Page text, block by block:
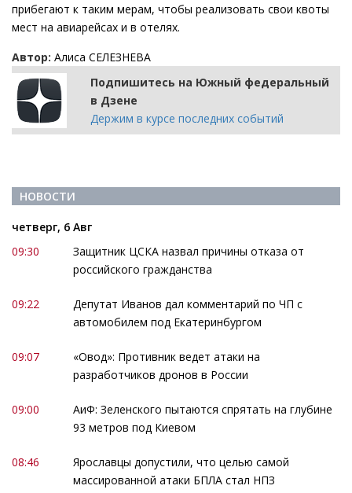
прибегают к таким мерам, чтобы реализовать свои квоты
мест на авиарейсах и в отелях.
Автор: Алиса СЕЛЕЗНЕВА
Подпишитесь на Южный федеральный
в Дзене
Держим в курсе последних событий
НОВОСТИ
четверг, 6 Авг
09:30
Защитник ЦСКА назвал причины отказа от
российского гражданства
09:22
Депутат Иванов дал комментарий по ЧП с
автомобилем под Екатеринбургом
09:07
«Овод»: Противник ведет атаки на
разработчиков дронов в России
09:00
АиФ: Зеленского пытаются спрятать на глубине
93 метров под Киевом
08:46
Ярославцы допустили, что целью самой
массированной атаки БПЛА стал НПЗ